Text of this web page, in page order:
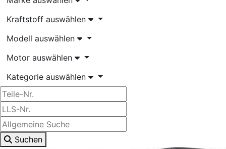
Kraftstoff auswählen
Modell auswählen
Motor auswählen
Kategorie auswählen
Suchen